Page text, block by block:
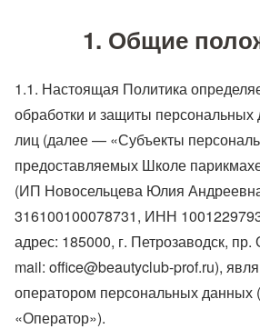
1. Общие
1.1. Настоящая Политика
обработки и защиты
лиц (далее — «Субъекты
предоставляемых Школе
(ИП Новосельцева Юлия
316100100078731, ИНН
адрес: 185000, г. Петрозаводск, пр.
mail: office@beautyclub-prof.ru),
оператором персональных
«Оператор»).